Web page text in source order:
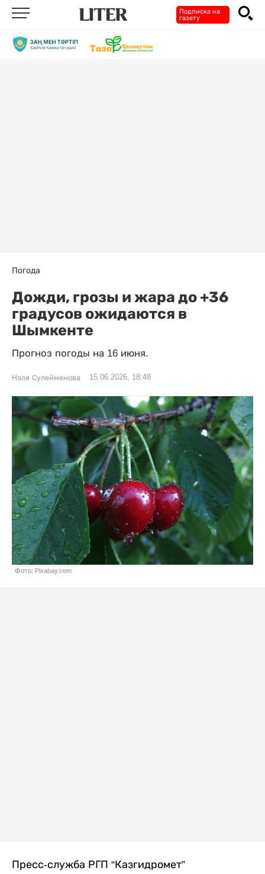
Подписка на
газету
Погода
Дожди, грозы и жара до +36
градусов ожидаются в
Шымкенте
Прогноз погоды на 16 июня.
Нэля Сулейменова 15.06.2026, 18:48
Фото: Pixabay.com
Пресс-служба РГП “Казгидромет”